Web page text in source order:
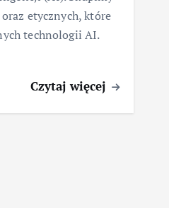
etycznych, które
technologii AI.
Czytaj więcej